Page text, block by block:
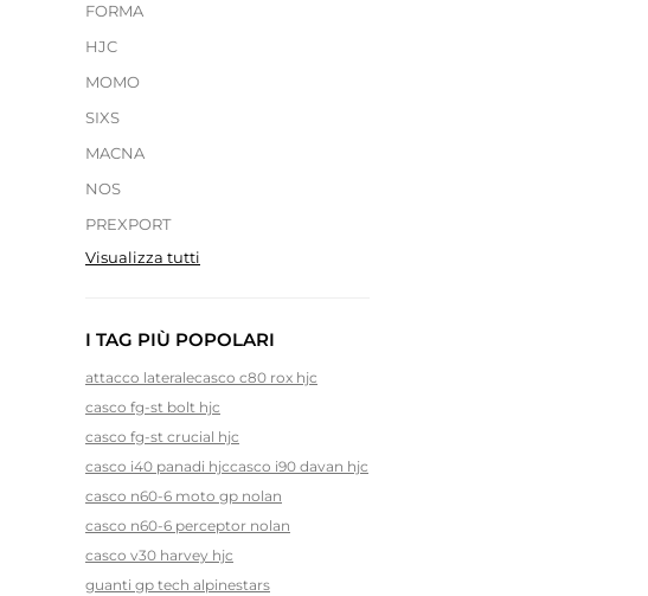
FORMA
HJC
MOMO
SIXS
MACNA
NOS
PREXPORT
Visualizza tutti
I TAG PIÙ POPOLARI
attacco lateralecasco c80 rox hjc
casco fg-st bolt hjc
casco fg-st crucial hjc
casco i40 panadi hjccasco i90 davan hjc
casco n60-6 moto gp nolan
casco n60-6 perceptor nolan
casco v30 harvey hjc
guanti gp tech alpinestars